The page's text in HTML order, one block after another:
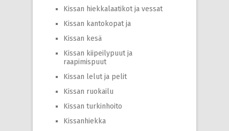
Kissan hiekkalaatikot ja vessat
Kissan kantokopat ja
Kissan kesä
Kissan kiipeilypuut ja
raapimispuut
Kissan lelut ja pelit
Kissan ruokailu
Kissan turkinhoito
Kissanhiekka